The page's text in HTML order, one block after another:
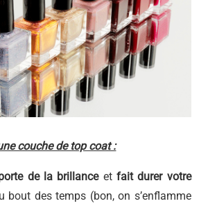
couche de top coat :
de la brillanceetfait durer votre
bout des temps (bon, on s’enflamme